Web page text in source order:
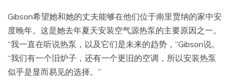
Gibson希望她和她的丈夫能够在他们位于南里贾纳的家中安
度晚年。这是她去年夏天安装空气源热泵的主要原因之一。
“我一直在听说热泵，以及它们是未来的趋势，”Gibson说。
“我们有一个旧炉子，还有一个更旧的空调，所以安装热泵
似乎是显而易见的选择。”